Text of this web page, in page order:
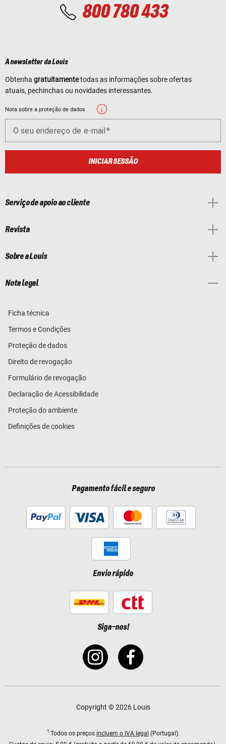
800 780 433
A newsletter da Louis
Obtenha gratuitamentetodas as informações sobre ofertas
atuais, pechinchas ou novidades interessantes.
Nota sobre a proteção de dados
O seu endereço de e-mail
INICIAR SESSÃO
Serviço de apoio ao cliente
Revista
Sobre a Louis
Nota legal
Ficha técnica
Termos e Condições
Proteção de dados
Direito de revogação
Formulário de revogação
Declaração de Acessibilidade
Proteção do ambiente
Definições de cookies
Pagamento fácil e seguro
Envio rápido
Siga-nos!
Copyright © 2026 Louis
1 Todos os preços incluem o IVA legal (Portugal).